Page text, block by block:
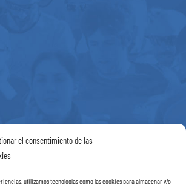
el consentimiento de las
utilizamos tecnologías como las cookies para almacenar y/o